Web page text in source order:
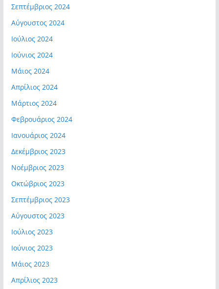
Σεπτέμβριος 2024
Αύγουστος 2024
Ιούλιος 2024
Ιούνιος 2024
Μάιος 2024
Απρίλιος 2024
Μάρτιος 2024
Φεβρουάριος 2024
Ιανουάριος 2024
Δεκέμβριος 2023
Νοέμβριος 2023
Οκτώβριος 2023
Σεπτέμβριος 2023
Αύγουστος 2023
Ιούλιος 2023
Ιούνιος 2023
Μάιος 2023
Απρίλιος 2023